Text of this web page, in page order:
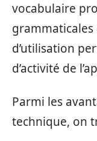
vocabulaire
grammaticales
d’utilisation
d’activité de
Parmi les
technique, on